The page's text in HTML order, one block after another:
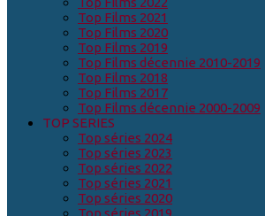
Top Films 2021
Top Films 2020
Top Films 2019
Top Films décennie 2010-2019
Top Films 2018
Top Films 2017
Top Films décennie 2000-2009
TOP SERIES
Top séries 2024
Top séries 2023
Top séries 2022
Top séries 2021
Top séries 2020
Top séries 2019